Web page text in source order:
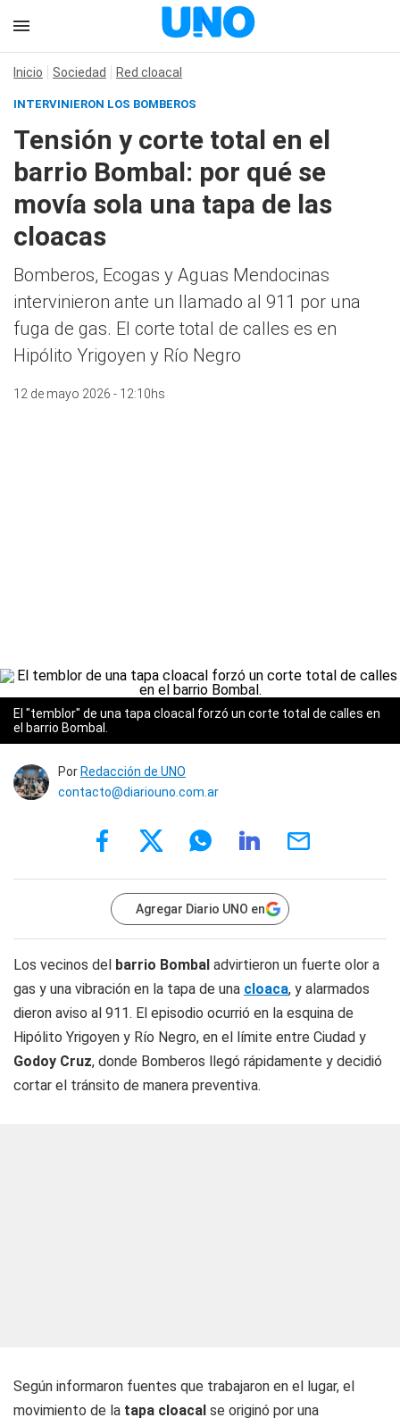
Inicio Sociedad Red cloacal
INTERVINIERON LOS BOMBEROS
Tensión y corte total en el
barrio Bombal: por qué se
movía sola una tapa de las
cloacas
Bomberos, Ecogas y Aguas Mendocinas
intervinieron ante un llamado al 911 por una
fuga de gas. El corte total de calles es en
Hipólito Yrigoyen y Río Negro
12 de mayo 2026 - 12:10hs
El "temblor" de una tapa cloacal forzó un corte total de calles en
el barrio Bombal.
Por Redacción de UNO
contacto@diariouno.com.ar
Agregar Diario UNO en
Los vecinos del barrio Bombal advirtieron un fuerte olor a
gas y una vibración en la tapa de una cloaca, y alarmados
dieron aviso al 911. El episodio ocurrió en la esquina de
Hipólito Yrigoyen y Río Negro, en el límite entre Ciudad y
Godoy Cruz, donde Bomberos llegó rápidamente y decidió
cortar el tránsito de manera preventiva.
Según informaron fuentes que trabajaron en el lugar, el
movimiento de la tapa cloacal se originó por una